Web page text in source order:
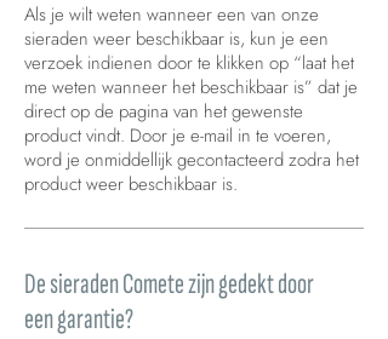
Als je wilt weten wanneer een van onze
sieraden weer beschikbaar is, kun je een
verzoek indienen door te klikken op “laat het
me weten wanneer het beschikbaar is” dat je
direct op de pagina van het gewenste
product vindt. Door je e-mail in te voeren,
word je onmiddellijk gecontacteerd zodra het
product weer beschikbaar is.
De sieraden Comete zijn gedekt door
een garantie?